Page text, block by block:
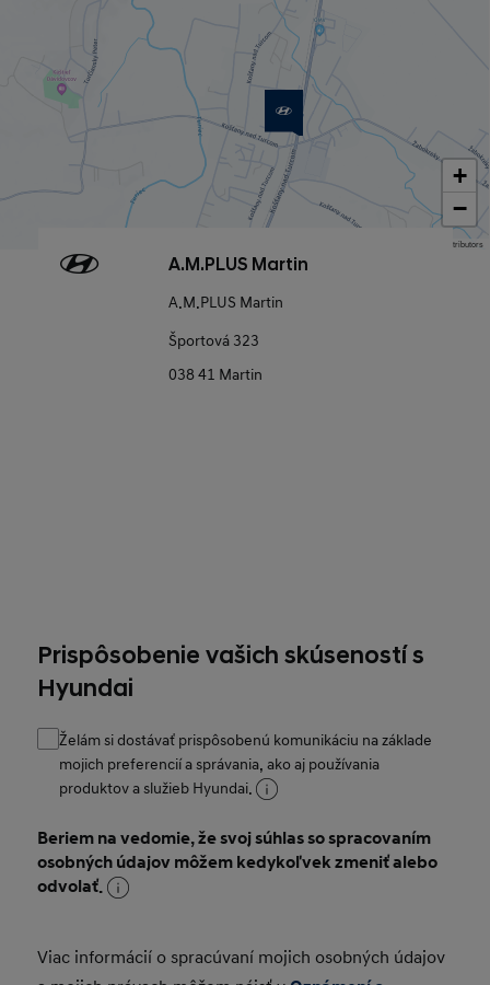
+
−
Map data © OpenStreetMap contributors
A.M.PLUS Martin
A.M.PLUS Martin
Športová 323
038 41 Martin
Prispôsobenie vašich skúseností s
Hyundai
Želám si dostávať prispôsobenú komunikáciu na základe
mojich preferencií a správania, ako aj používania
produktov a služieb Hyundai.
Beriem na vedomie, že svoj súhlas so spracovaním
osobných údajov môžem kedykoľvek zmeniť alebo
odvolať.
Viac informácií o spracúvaní mojich osobných údajov